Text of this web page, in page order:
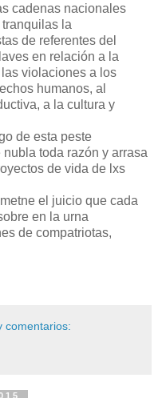
cadenas nacionales
la
de referentes del
en relación a la
violaciones a los
humanos, al
a la cultura y
de esta peste
toda razón y arrasa
de vida de lxs
el juicio que cada
en la urna
de compatriotas,
comentarios: